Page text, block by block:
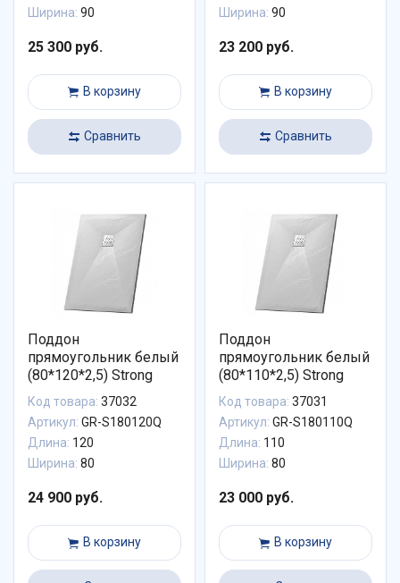
Ширина: 90
25 300 руб.
В корзину
Сравнить
Ширина: 90
23 200 руб.
В корзину
Сравнить
Поддон
прямоугольник белый
(80*120*2,5) Strong
Код товара: 37032
Артикул: GR-S180120Q
Длина: 120
Ширина: 80
24 900 руб.
В корзину
Поддон
прямоугольник белый
(80*110*2,5) Strong
Код товара: 37031
Артикул: GR-S180110Q
Длина: 110
Ширина: 80
23 000 руб.
В корзину